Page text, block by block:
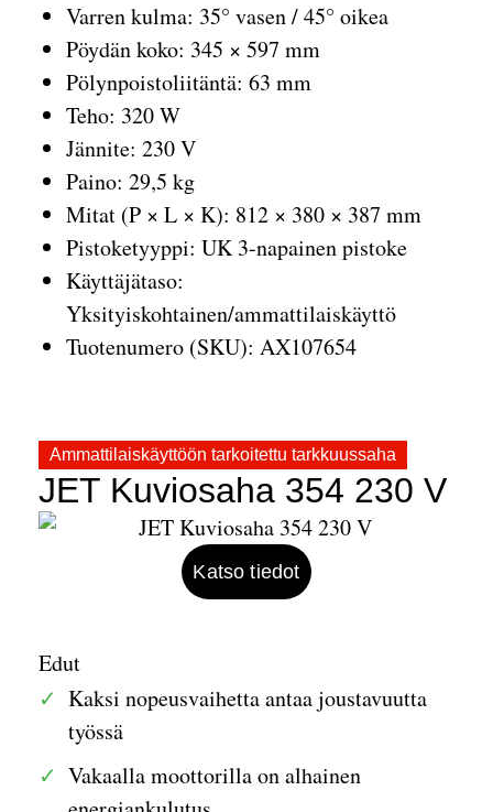
Varren kulma: 35° vasen / 45° oikea
Pöydän koko: 345 × 597 mm
Pölynpoistoliitäntä: 63 mm
Teho: 320 W
Jännite: 230 V
Paino: 29,5 kg
Mitat (P × L × K): 812 × 380 × 387 mm
Pistoketyyppi: UK 3-napainen pistoke
Käyttäjätaso:
Yksityiskohtainen/ammattilaiskäyttö
Tuotenumero (SKU): AX107654
Ammattilaiskäyttöön tarkoitettu tarkkuussaha
JET Kuviosaha 354 230 V
Edut
Kaksi nopeusvaihetta antaa joustavuutta
työssä
Vakaalla moottorilla on alhainen
Katso tiedot